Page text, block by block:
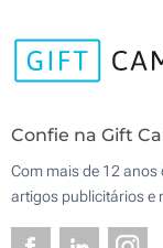
Confie na Gift
Com mais de 12 anos
artigos publicitários e